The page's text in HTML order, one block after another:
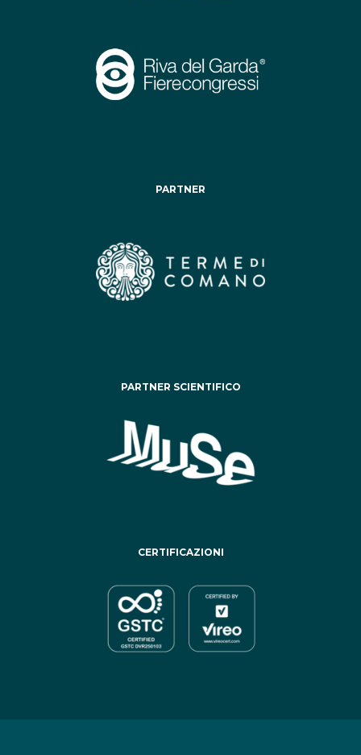
PARTNER
PARTNER SCIENTIFICO
CERTIFICAZIONI